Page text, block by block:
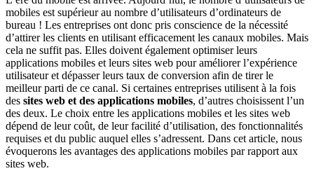
mobiles est supérieur au nombre d’utilisateurs d’ordinateurs de
bureau ! Les entreprises ont donc pris conscience de la nécessité
d’attirer les clients en utilisant efficacement les canaux mobiles. Mais
cela ne suffit pas. Elles doivent également optimiser leurs
applications mobiles et leurs sites web pour améliorer l’expérience
utilisateur et dépasser leurs taux de conversion afin de tirer le
meilleur parti de ce canal. Si certaines entreprises utilisent à la fois
des sites web et des applications mobiles, d’autres choisissent l’un
des deux. Le choix entre les applications mobiles et les sites web
dépend de leur coût, de leur facilité d’utilisation, des fonctionnalités
requises et du public auquel elles s’adressent. Dans cet article, nous
évoquerons les avantages des applications mobiles par rapport aux
sites web.